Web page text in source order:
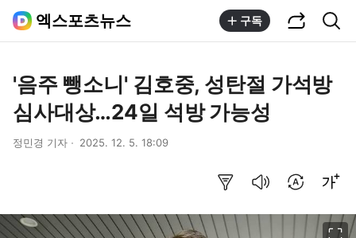
엑스포츠뉴스 구독
'음주 뺑소니' 김호중, 성탄절 가석방
심사대상…24일 석방 가능성
정민경 기자 2025. 12. 5. 18:09